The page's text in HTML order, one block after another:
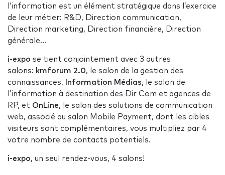
l’information est un élément stratégique dans l’exercice
de leur métier: R&D, Direction communication,
Direction marketing, Direction financière, Direction
générale...
i-expo se tient conjointement avec 3 autres
salons: kmforum 2.0, le salon de la gestion des
connaissances,
Information Médias, le salon de
l’information à destination des Dir Com et agences de
RP, et OnLine, le salon des solutions de communication
web, associé au salon Mobile Payment, dont les cibles
visiteurs sont complémentaires, vous multipliez par 4
votre nombre de contacts potentiels.
i-expo, un seul rendez-vous, 4 salons!